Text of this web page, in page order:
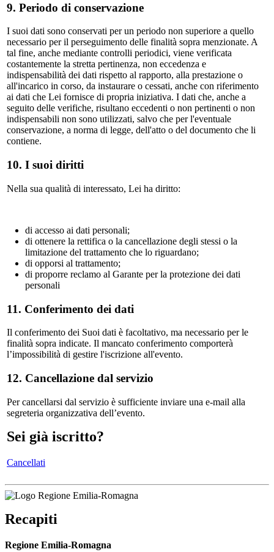
9. Periodo di conservazione
I suoi dati sono conservati per un periodo non superiore a quello
necessario per il perseguimento delle finalità sopra menzionate. A
tal fine, anche mediante controlli periodici, viene verificata
costantemente la stretta pertinenza, non eccedenza e
indispensabilità dei dati rispetto al rapporto, alla prestazione o
all'incarico in corso, da instaurare o cessati, anche con riferimento
ai dati che Lei fornisce di propria iniziativa. I dati che, anche a
seguito delle verifiche, risultano eccedenti o non pertinenti o non
indispensabili non sono utilizzati, salvo che per l'eventuale
conservazione, a norma di legge, dell'atto o del documento che li
contiene.
10. I suoi diritti
Nella sua qualità di interessato, Lei ha diritto:
di accesso ai dati personali;
di ottenere la rettifica o la cancellazione degli stessi o la
limitazione del trattamento che lo riguardano;
di opporsi al trattamento;
di proporre reclamo al Garante per la protezione dei dati
personali
11. Conferimento dei dati
Il conferimento dei Suoi dati è facoltativo, ma necessario per le
finalità sopra indicate. Il mancato conferimento comporterà
l’impossibilità di gestire l'iscrizione all'evento.
12. Cancellazione dal servizio
Per cancellarsi dal servizio è sufficiente inviare una e-mail alla
segreteria organizzativa dell’evento.
Sei già iscritto?
Cancellati
Recapiti
Regione Emilia-Romagna